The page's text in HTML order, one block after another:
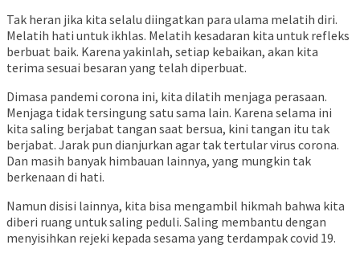
Tak heran jika kita selalu diingatkan para ulama melatih diri.
Melatih hati untuk ikhlas. Melatih kesadaran kita untuk refleks
berbuat baik. Karena yakinlah, setiap kebaikan, akan kita
terima sesuai besaran yang telah diperbuat.
Dimasa pandemi corona ini, kita dilatih menjaga perasaan.
Menjaga tidak tersingung satu sama lain. Karena selama ini
kita saling berjabat tangan saat bersua, kini tangan itu tak
berjabat. Jarak pun dianjurkan agar tak tertular virus corona.
Dan masih banyak himbauan lainnya, yang mungkin tak
berkenaan di hati.
Namun disisi lainnya, kita bisa mengambil hikmah bahwa kita
diberi ruang untuk saling peduli. Saling membantu dengan
menyisihkan rejeki kepada sesama yang terdampak covid 19.